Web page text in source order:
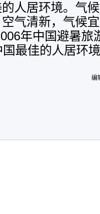
居环境。气候
气清新，气候
年中国避暑旅
最佳的人居环
编